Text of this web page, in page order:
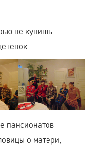
не купишь.
пансионатов
о матери,